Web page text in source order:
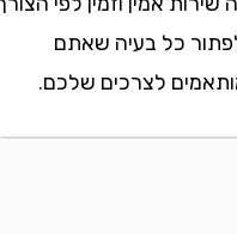
כל בעיה שאתם
לצרכים שלכם.